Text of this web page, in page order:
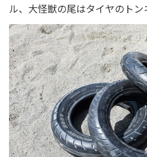
ル、大怪獣の尾はタイヤのトン